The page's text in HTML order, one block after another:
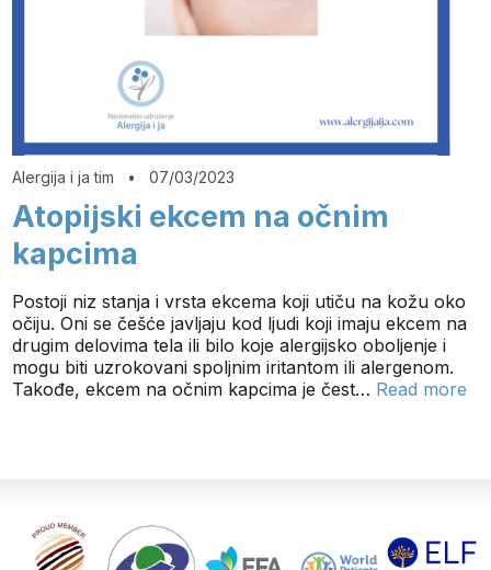
Alergija i ja tim •07/03/2023
Atopijski ekcem na očnim
kapcima
Postoji niz stanja i vrsta ekcema koji utiču na kožu oko
očiju. Oni se češće javljaju kod ljudi koji imaju ekcem na
drugim delovima tela ili bilo koje alergijsko oboljenje i
mogu biti uzrokovani spoljnim iritantom ili alergenom.
Takođe, ekcem na očnim kapcima je čest… Read more